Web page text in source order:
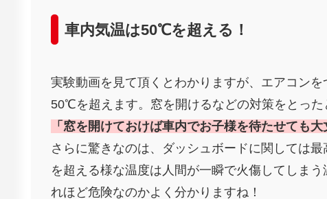
車内気温は50℃を超える！
実験動画を見て頂くとわかりますが、エアコン
50℃を超えます。窓を開けるなどの対策をとった
「窓を開けておけば車内でお子様を待たせても
さらに驚きなのは、ダッシュボードに関しては
を超える様な温度は人間が一瞬で火傷してしま
れほど危険なのかよく分かりますね！